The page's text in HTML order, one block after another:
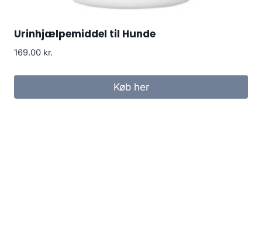
Urinhjælpemiddel til Hunde
169.00 kr.
Køb her